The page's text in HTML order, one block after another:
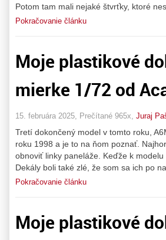
Potom tam mali nejaké štvrťky, ktoré
Pokračovanie článku
Moje plastikové
mierke 1/72 od
15. februára 2025, Prečítané 965x, Juraj
Tretí dokončený model v tomto roku,
roku 1998 a je to na ňom poznať.
obnoviť linky paneláže. Keďže k
Dekály boli také zlé, že som sa ich po
Pokračovanie článku
Moje plastikové